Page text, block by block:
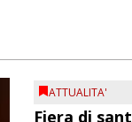
ATTUALITA'
Fiera di